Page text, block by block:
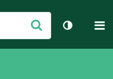
Skicka
Växla